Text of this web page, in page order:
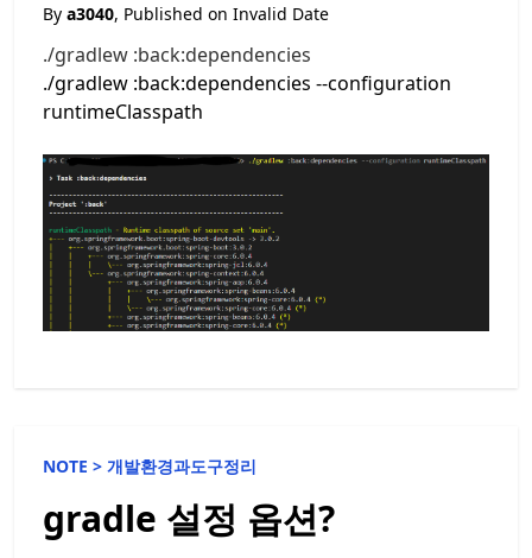
By a3040, Published on Invalid Date
./gradlew :back:dependencies
./gradlew :back:dependencies --configuration
runtimeClasspath
NOTE > 개발환경과도구정리
gradle 설정 옵션?